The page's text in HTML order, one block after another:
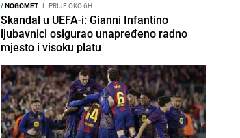
/NOGOMET I PRIJE OKO 6H
Skandal u UEFA-i: Gianni Infantino
ljubavnici osigurao unapređeno radno
mjesto i visoku platu